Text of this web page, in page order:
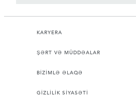
KARYERA
ŞƏRT VƏ MÜDDƏALAR
BİZİMLƏ ƏLAQƏ
GİZLİLİK SİYASƏTİ